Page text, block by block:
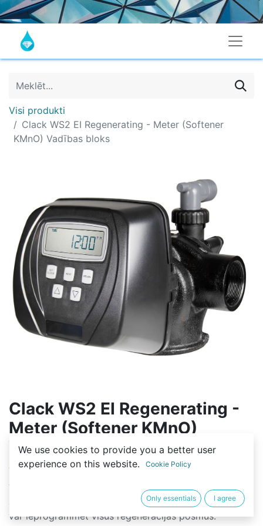
Visi produkti
Clack WS2 EI Regenerating - Meter (Softener
KMnO) Vadības bloks
Clack WS2 EI Regenerating -
Meter (Softener KMnO)
Vadības bloks
(0 review)
Vārsts Clack WS 2 "EI ir Fleck 3150 analogs un tam ir
augsta veiktspēja. Tas ir aprīkots ar EI regulatoru, kas
var ieprogrammēt visus reģenerācijas posmus.
We use cookies to provide you a better user
experience on this website.
Cookie Policy
Only essentials I agree